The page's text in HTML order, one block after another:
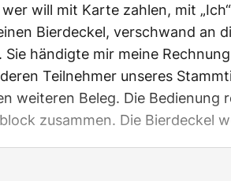
will mit Karte zahlen, mit
Bierdeckel, verschwand an
Sie händigte mir meine
Teilnehmer unseres
weiteren Beleg. Die Bedienung
zusammen. Die Bierdeckel